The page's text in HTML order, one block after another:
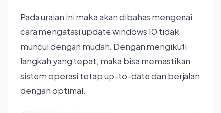
Pada uraian ini maka akan dibahas mengenai
cara mengatasi update windows 10 tidak
muncul dengan mudah. Dengan mengikuti
langkah yang tepat, maka bisa memastikan
sistem operasi tetap up-to-date dan berjalan
dengan optimal.